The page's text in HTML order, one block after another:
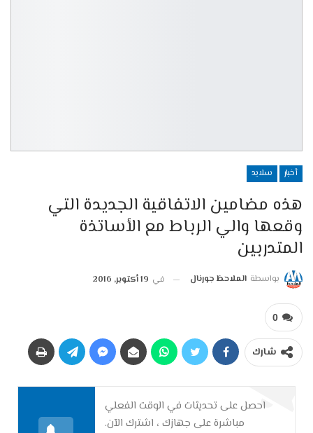
أخبار سلايد
هذه مضامين الاتفاقية الجديدة التي
وقعها والي الرباط مع الأساتذة
المتدربين
بواسطة الملاحظ جورنال في 19 أكتوبر, 2016
0
شارك
احصل على تحديثات في الوقت الفعلي
مباشرة على جهازك ، اشترك الآن.